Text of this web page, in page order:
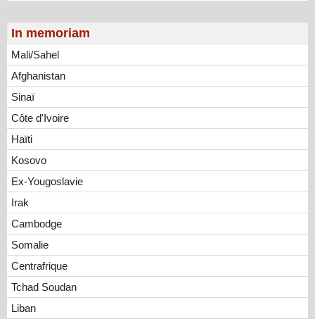
In memoriam
Mali/Sahel
Afghanistan
Sinaï
Côte d'Ivoire
Haïti
Kosovo
Ex-Yougoslavie
Irak
Cambodge
Somalie
Centrafrique
Tchad Soudan
Liban